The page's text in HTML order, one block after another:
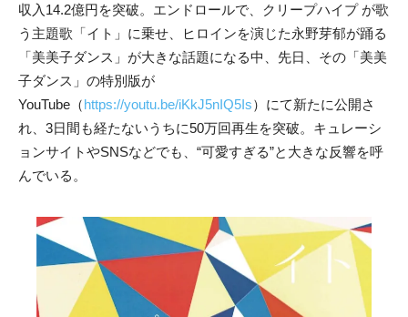
収入14.2億円を突破。エンドロールで、クリープハイプ が歌
う主題歌「イト」に乗せ、ヒロインを演じた永野芽郁が踊る
「美美子ダンス」が大きな話題になる中、先日、その「美美
子ダンス」の特別版が
YouTube（https://youtu.be/iKkJ5nIQ5Is）にて新たに公開さ
れ、3日間も経たないうちに50万回再生を突破。キュレーシ
ョンサイトやSNSなどでも、“可愛すぎる”と大きな反響を呼
んでいる。